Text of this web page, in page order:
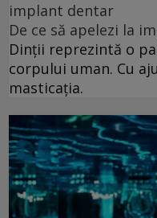
implant dentar
De ce să apelezi la
Dinții reprezintă o
corpului uman. Cu
masticația.